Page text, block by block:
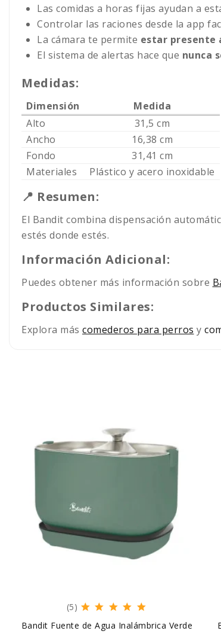
Las comidas a horas fijas ayudan a
Controlar las raciones desde la app
La cámara te permite estar presente
El sistema de alertas hace que nunca
Medidas:
Dimensión
Medida
Alto
31,5 cm
Ancho
16,38 cm
Fondo
31,41 cm
Materiales
Plástico y acero inoxidable
📍 Resumen:
El Bandit combina dispensación
estés donde estés.
Información Adicional:
Puedes obtener más información sobre
Productos Similares:
Explora más comederos para perros y
(5)
Bandit Fuente de Agua Inalámbrica Verde